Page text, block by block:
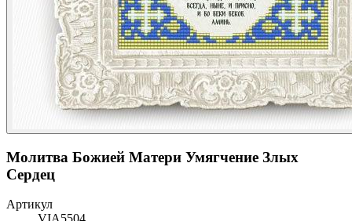
Молитва Божией Матери Умягчение Злых
Сердец
Артикул